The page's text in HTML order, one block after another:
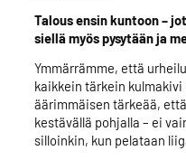
Talous ensin kuntoon –
siellä myös pysytään ja
Ymmärrämme, että
kaikkein tärkein kulmakivi
äärimmäisen tärkeää,
kestävällä pohjalla – ei
silloinkin, kun pelataan